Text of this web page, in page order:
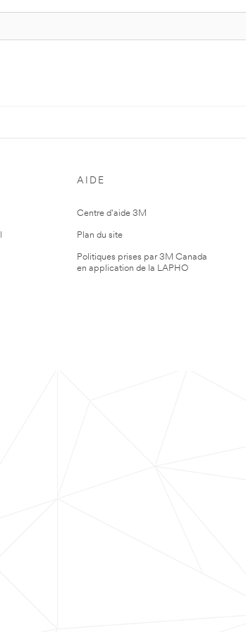
AIDE
Centre d'aide 3M
Plan du site
Politiques prises par 3M Canada
en application de la LAPHO